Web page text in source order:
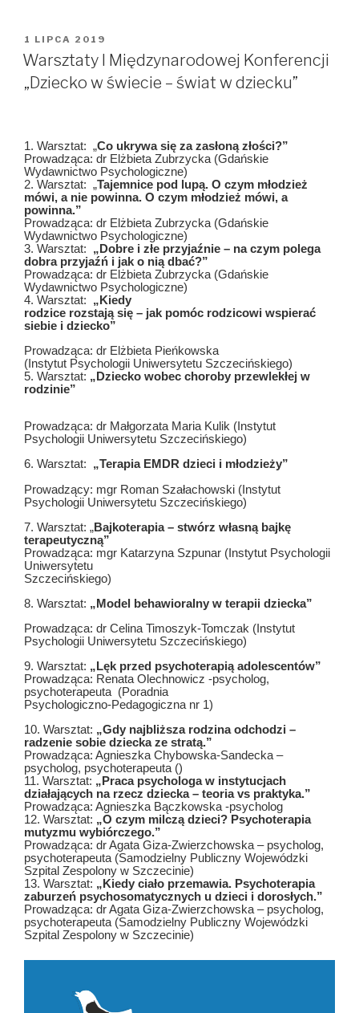
OPUBLIKOWANE
W
1 LIPCA 2019
Warsztaty I Międzynarodowej Konferencji
„Dziecko w świecie – świat w dziecku”
1. Warsztat: „Co ukrywa się za zasłoną złości?”
Prowadząca: dr Elżbieta Zubrzycka (Gdańskie
Wydawnictwo Psychologiczne)
2. Warsztat: „Tajemnice pod lupą. O czym młodzież
mówi, a nie powinna. O czym młodzież mówi, a
powinna.”
Prowadząca: dr Elżbieta Zubrzycka (Gdańskie
Wydawnictwo Psychologiczne)
3. Warsztat: „Dobre i złe przyjaźnie – na czym polega
dobra przyjaźń i jak o nią dbać?”
Prowadząca: dr Elżbieta Zubrzycka (Gdańskie
Wydawnictwo Psychologiczne)
4. Warsztat: „Kiedy
rodzice rozstają się – jak pomóc rodzicowi wspierać
siebie i dziecko”
Prowadząca: dr Elżbieta Pieńkowska
(Instytut Psychologii Uniwersytetu Szczecińskiego)
5. Warsztat: „Dziecko wobec choroby przewlekłej w
rodzinie”
Prowadząca: dr Małgorzata Maria Kulik (Instytut
Psychologii Uniwersytetu Szczecińskiego)
6. Warsztat: „Terapia EMDR dzieci i młodzieży”
Prowadzący: mgr Roman Szałachowski (Instytut
Psychologii Uniwersytetu Szczecińskiego)
7. Warsztat: „Bajkoterapia – stwórz własną bajkę
terapeutyczną”
Prowadząca: mgr Katarzyna Szpunar (Instytut Psychologii
Uniwersytetu
Szczecińskiego)
8. Warsztat: „Model behawioralny w terapii dziecka”
Prowadząca: dr Celina Timoszyk-Tomczak (Instytut
Psychologii Uniwersytetu Szczecińskiego)
9. Warsztat: „Lęk przed psychoterapią adolescentów”
Prowadząca: Renata Olechnowicz -psycholog,
psychoterapeuta (Poradnia
Psychologiczno-Pedagogiczna nr 1)
10. Warsztat: „Gdy najbliższa rodzina odchodzi –
radzenie sobie dziecka ze stratą.”
Prowadząca: Agnieszka Chybowska-Sandecka –
psycholog, psychoterapeuta ()
11. Warsztat: „Praca psychologa w instytucjach
działających na rzecz dziecka – teoria vs praktyka.”
Prowadząca: Agnieszka Bączkowska -psycholog
12. Warsztat: „O czym milczą dzieci? Psychoterapia
mutyzmu wybiórczego.”
Prowadząca: dr Agata Giza-Zwierzchowska – psycholog,
psychoterapeuta (Samodzielny Publiczny Wojewódzki
Szpital Zespolony w Szczecinie)
13. Warsztat: „Kiedy ciało przemawia. Psychoterapia
zaburzeń psychosomatycznych u dzieci i dorosłych.”
Prowadząca: dr Agata Giza-Zwierzchowska – psycholog,
psychoterapeuta (Samodzielny Publiczny Wojewódzki
Szpital Zespolony w Szczecinie)